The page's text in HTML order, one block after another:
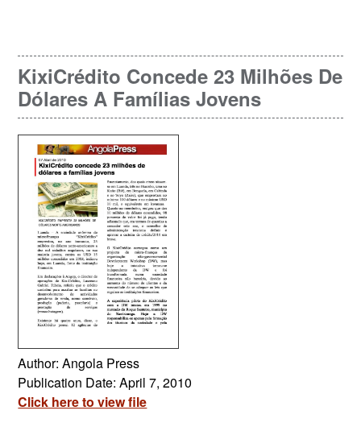
KixiCrédito Concede 23 Milhões De
Dólares A Famílias Jovens
Author: Angola Press
Publication Date: April 7, 2010
Click here to view file